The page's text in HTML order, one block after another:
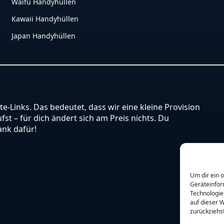
Um dir ein
auf dieser
Kawaii Handyhüllen
Japan Handyhüllen
Links. Das bedeutet, dass wir eine kleine Provision
– für dich ändert sich am Preis nichts. Du
dafür!